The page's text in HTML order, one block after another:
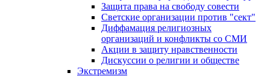
Защита права на свободу совести
Светские организации против "сект"
Диффамация религиозных
организаций и конфликты со СМИ
Акции в защиту нравственности
Дискуссии о религии и обществе
Экстремизм